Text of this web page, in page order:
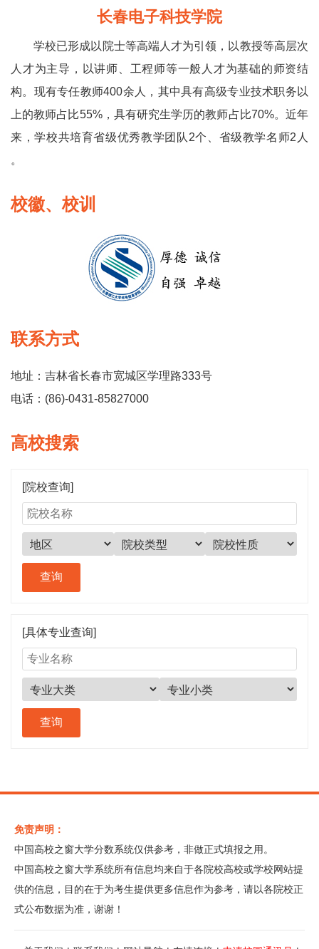
长春电子科技学院
学校已形成以院士等高端人才为引领，以教授等高层次
人才为主导，以讲师、工程师等一般人才为基础的师资结
构。现有专任教师400余人，其中具有高级专业技术职务以
上的教师占比55%，具有研究生学历的教师占比70%。近年
来，学校共培育省级优秀教学团队2个、省级教学名师2人
。
校徽、校训
联系方式
地址：吉林省长春市宽城区学理路333号
电话：(86)-0431-85827000
高校搜索
[院校查询]
[具体专业查询]
免责声明：
中国高校之窗大学分数系统仅供参考，非做正式填报之用。
中国高校之窗大学系统所有信息均来自于各院校高校或学校网站提
供的信息，目的在于为考生提供更多信息作为参考，请以各院校正
式公布数据为准，谢谢！